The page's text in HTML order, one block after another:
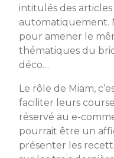
intitulés des
automatiquement.
pour amener le
thématiques du
déco…
Le rôle de Miam,
faciliter leurs
réservé au e-
pourrait être un
présenter les